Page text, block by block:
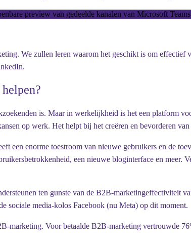
preview van gedeelde kanalen van Microsoft
We zullen leren waarom het geschikt is om effectief
is. Maar in werkelijkheid is het een platform
op werk. Het helpt bij het creëren en bevorderen
een enorme toestroom van nieuwe gebruikers en de
een nieuwe bloginterface en meer.
ten gunste van de B2B-marketingeffectiviteit
sociale media-kolos Facebook (nu Meta) op dit moment.
marketing. Voor betaalde B2B-marketing vertrouwde